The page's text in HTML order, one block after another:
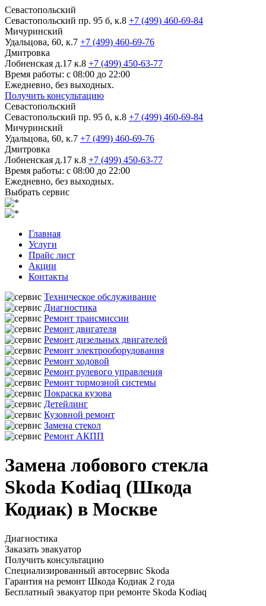
Севастопольский
Севастопольский пр. 95 б, к.8 +7 (499) 460-69-84
Мичуринский
Удальцова, 60, к.7 +7 (499) 460-69-76
Дмитровка
Лобненская д.17 к.8 +7 (499) 450-63-77
Время работы: с 08:00 до 22:00
Ежедневно, без выходных.
Получить консультацию
Севастопольский
Севастопольский пр. 95 б, к.8 +7 (499) 460-69-84
Мичуринский
Удальцова, 60, к.7 +7 (499) 460-69-76
Дмитровка
Лобненская д.17 к.8 +7 (499) 450-63-77
Время работы: с 08:00 до 22:00
Ежедневно, без выходных.
Выбрать сервис
Главная
Услуги
Прайс лист
Акции
Контакты
Техническое обслуживание
Диагностика
Ремонт трансмиссии
Ремонт двигателя
Ремонт дизельных двигателей
Ремонт электрооборудования
Ремонт ходовой
Ремонт рулевого управления
Ремонт тормозной системы
Покраска кузова
Детейлинг
Кузовной ремонт
Замена стекол
Ремонт АКПП
Замена лобового стекла
Skoda Kodiaq (Шкода
Кодиак) в Москве
Диагностика
Заказать эвакуатор
Получить консультацию
Специализированный автосервис Skoda
Гарантия на ремонт Шкода Кодиак 2 года
Бесплатный эвакуатор при ремонте Skoda Kodiaq